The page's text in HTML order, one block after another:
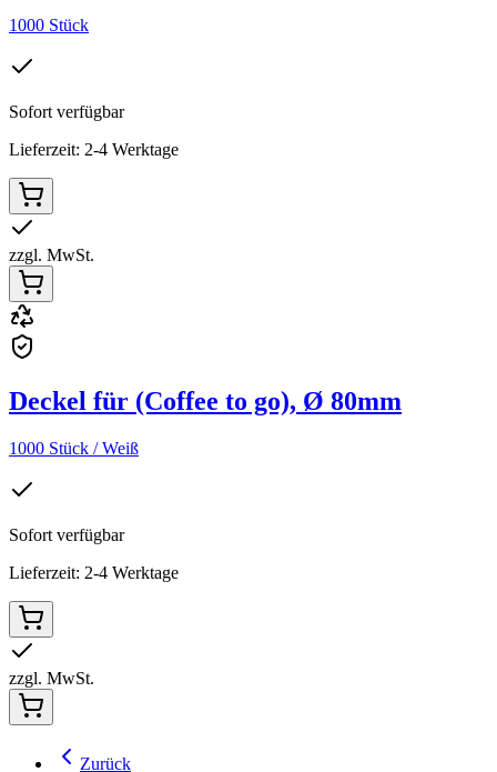
1000 Stück
Sofort verfügbar
Lieferzeit: 2-4 Werktage
zzgl. MwSt.
Deckel für (Coffee to go), Ø 80mm
1000 Stück / Weiß
Sofort verfügbar
Lieferzeit: 2-4 Werktage
zzgl. MwSt.
Zurück